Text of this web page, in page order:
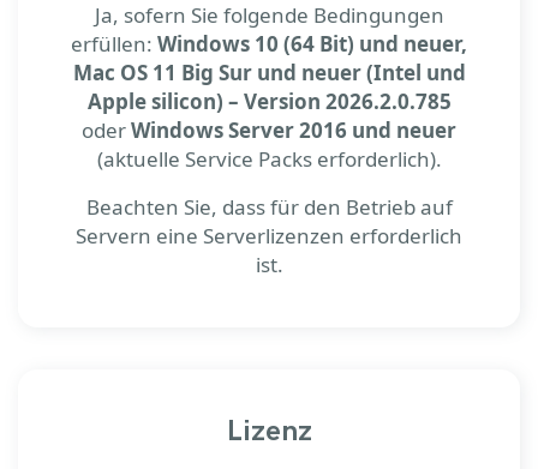
Ja, sofern Sie folgende Bedingungen
erfüllen: Windows 10 (64 Bit) und neuer,
Mac OS 11 Big Sur und neuer (Intel und
Apple silicon) – Version 2026.2.0.785
oderWindows Server 2016 und neuer
(aktuelle Service Packs erforderlich).
Beachten Sie, dass für den Betrieb auf
Servern eine Serverlizenzen erforderlich
ist.
Lizenz